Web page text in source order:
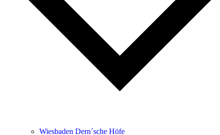
Wiesbaden Dern´sche Höfe